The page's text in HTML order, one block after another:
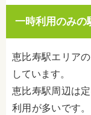
一時利用のみの
恵比寿駅エリア
しています。
恵比寿駅周辺は
利用が多いです